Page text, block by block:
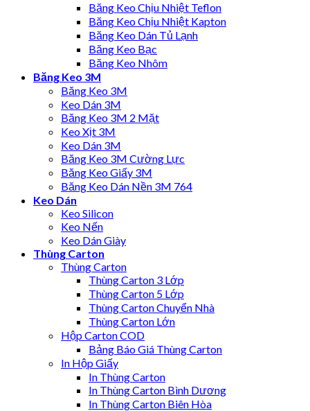
Băng Keo Chịu Nhiệt Teflon
Băng Keo Chịu Nhiệt Kapton
Băng Keo Dán Tủ Lạnh
Băng Keo Bạc
Băng Keo Nhôm
Băng Keo 3M
Băng Keo 3M
Keo Dán 3M
Băng Keo 3M 2 Mặt
Keo Xịt 3M
Keo Dán 3M
Băng Keo 3M Cường Lực
Băng Keo Giấy 3M
Băng Keo Dán Nền 3M 764
Keo Dán
Keo Silicon
Keo Nến
Keo Dán Giày
Thùng Carton
Thùng Carton
Thùng Carton 3 Lớp
Thùng Carton 5 Lớp
Thùng Carton Chuyển Nhà
Thùng Carton Lớn
Hộp Carton COD
Bảng Báo Giá Thùng Carton
In Hộp Giấy
In Thùng Carton
In Thùng Carton Bình Dương
In Thùng Carton Biên Hòa